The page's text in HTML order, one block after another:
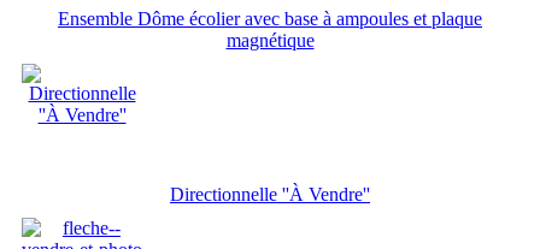
Ensemble Dôme écolier avec base à ampoules et plaque
magnétique
Directionnelle ''À Vendre''